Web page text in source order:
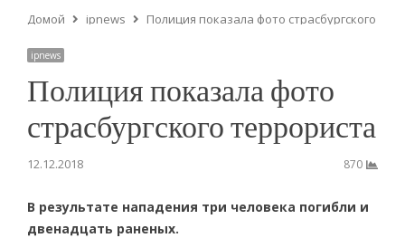
Домой ipnews Полиция показала фото страсбургского
ipnews
Полиция показала фото
страсбургского террориста
12.12.2018 870
В результате нападения три человека погибли и
двенадцать раненых.